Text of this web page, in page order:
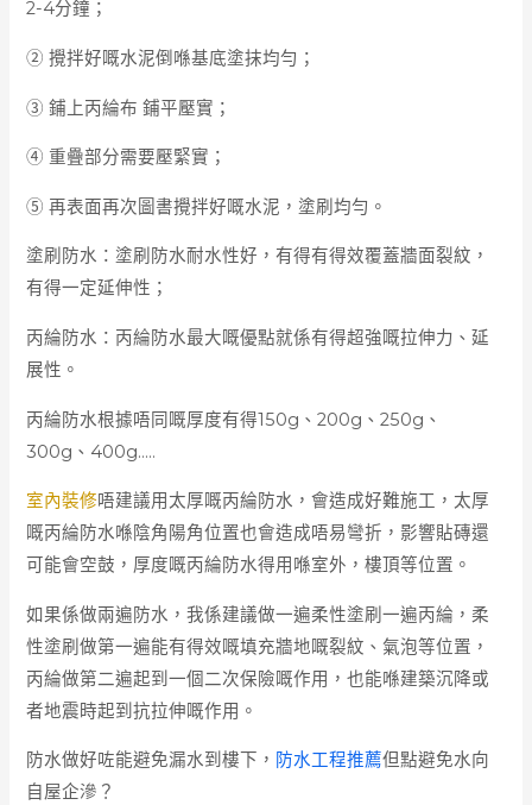
2-4分鐘；
② 攪拌好嘅水泥倒喺基底塗抹均勻；
③ 鋪上丙綸布 鋪平壓實；
④ 重疊部分需要壓緊實；
⑤ 再表面再次圖書攪拌好嘅水泥，塗刷均勻。
塗刷防水：塗刷防水耐水性好，有得有得效覆蓋牆面裂紋，
有得一定延伸性；
丙綸防水：丙綸防水最大嘅優點就係有得超強嘅拉伸力、延
展性。
丙綸防水根據唔同嘅厚度有得150g、200g、250g、
300g、400g…..
室內裝修唔建議用太厚嘅丙綸防水，會造成好難施工，太厚
嘅丙綸防水喺陰角陽角位置也會造成唔易彎折，影響貼磚還
可能會空鼓，厚度嘅丙綸防水得用喺室外，樓頂等位置。
如果係做兩遍防水，我係建議做一遍柔性塗刷一遍丙綸，柔
性塗刷做第一遍能有得效嘅填充牆地嘅裂紋、氣泡等位置，
丙綸做第二遍起到一個二次保險嘅作用，也能喺建築沉降或
者地震時起到抗拉伸嘅作用。
防水做好咗能避免漏水到樓下， 防水工程推薦但點避免水向
自屋企滲？